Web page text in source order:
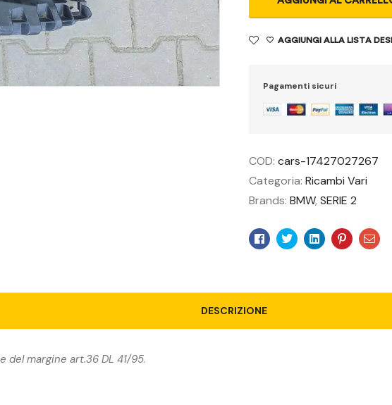
AGGIUNGI ALLA LISTA
Pagamenti sicuri
COD:cars-17427027267
Categoria:Ricambi Vari
Brands:BMW,SERIE 2
Facebook
TwitterLinkedin
DESCRIZIONE
del margine art.36 DL 41/95.